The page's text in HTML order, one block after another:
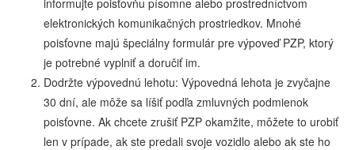
informujte poisťovňu písomne alebo prostredníctvom
elektronických komunikačných prostriedkov. Mnohé
poisťovne majú špeciálny formulár pre výpoveď PZP, ktorý
je potrebné vyplniť a doručiť im.
Dodržte výpovednú lehotu: Výpovedná lehota je zvyčajne
30 dní, ale môže sa líšiť podľa zmluvných podmienok
poisťovne. Ak chcete zrušiť PZP okamžite, môžete to urobiť
len v prípade, ak ste predali svoje vozidlo alebo ak ste ho